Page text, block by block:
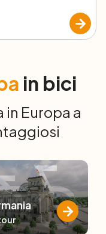
in bici
in Europa a